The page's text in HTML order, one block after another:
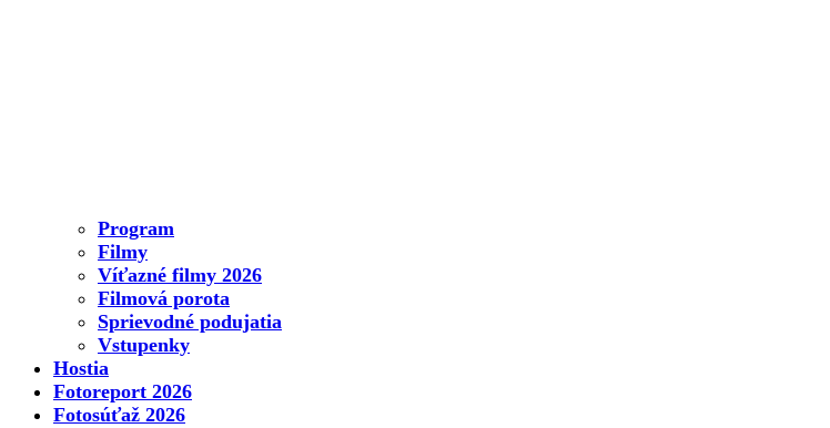
Program
Filmy
Víťazné filmy 2026
Filmová porota
Sprievodné podujatia
Vstupenky
Hostia
Fotoreport 2026
Fotosúťaž 2026